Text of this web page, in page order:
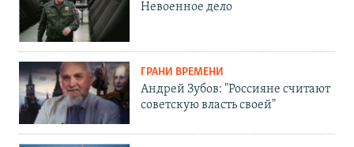
Невоенное дело
ГРАНИ ВРЕМЕНИ
Андрей Зубов: "Россияне считают
советскую власть своей"